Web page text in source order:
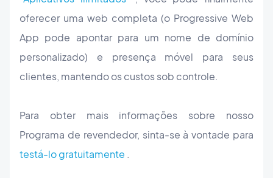
oferecer uma web completa (o Progressive Web
App pode apontar para um nome de domínio
personalizado) e presença móvel para seus
clientes, mantendo os custos sob controle.
Para obter mais informações sobre nosso
Programa de revendedor, sinta-se à vontade para
testá-lo gratuitamente .